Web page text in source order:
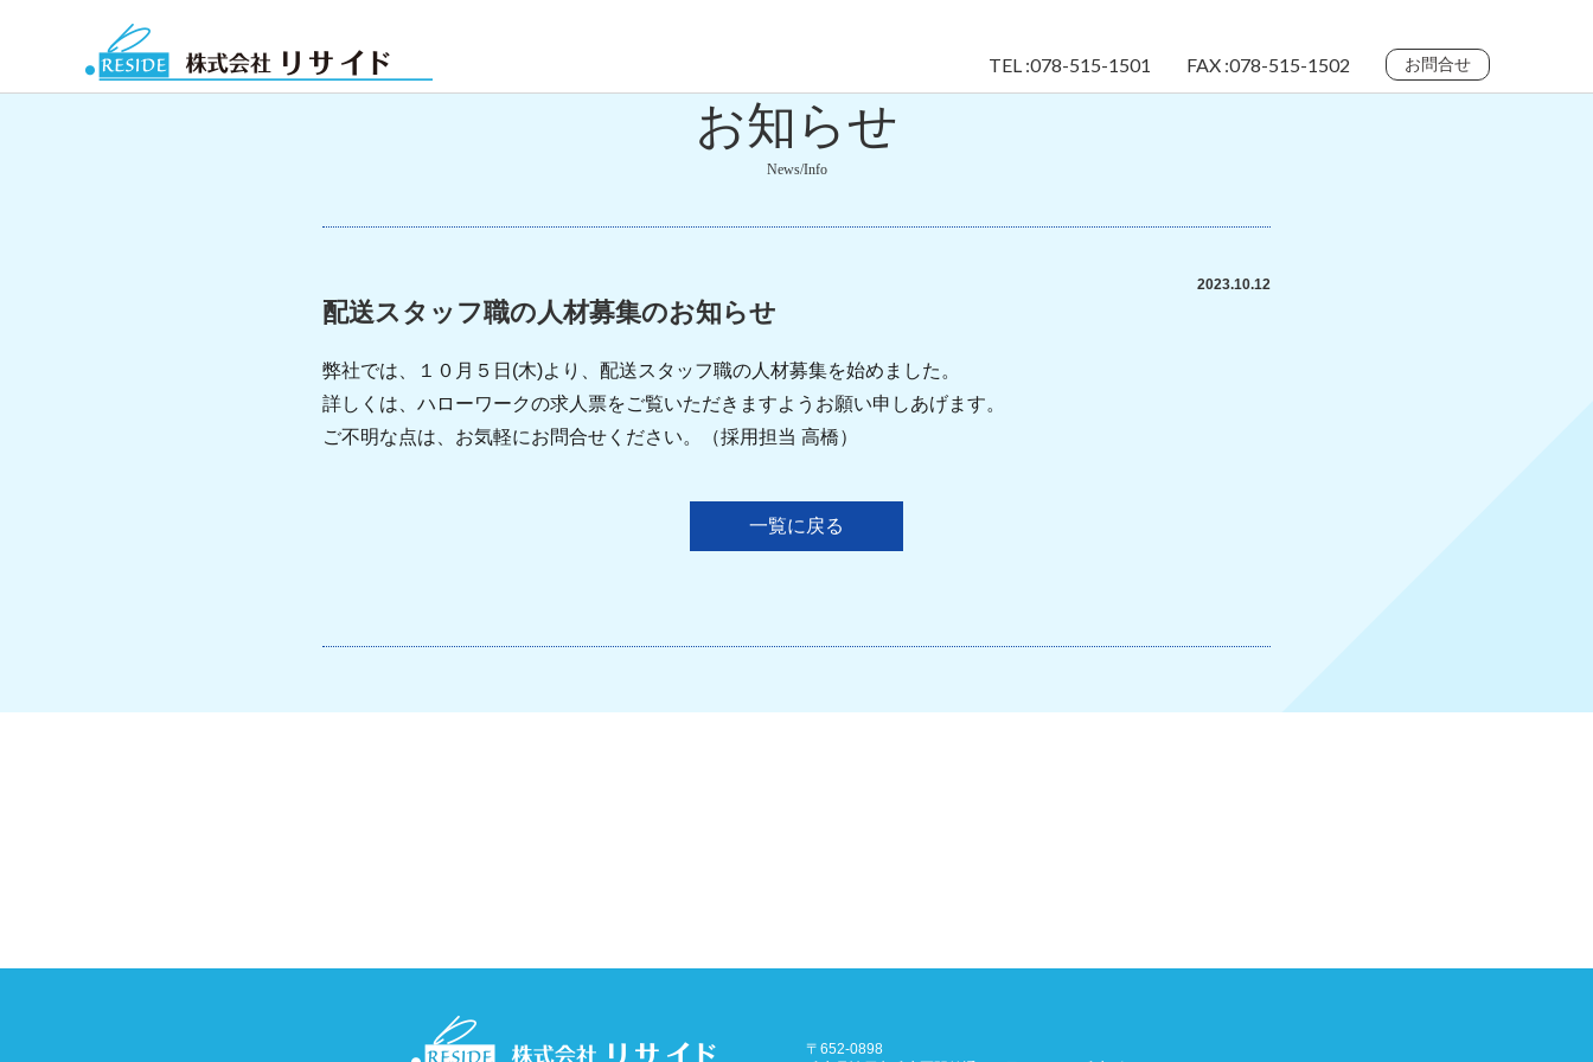
TEL :078-515-1501 FAX :078-515-1502 お問合せ
お知らせ
News/Info
2023.10.12
配送スタッフ職の人材募集のお知らせ
弊社では、１０月５日(木)より、配送スタッフ職の人材募集を始めました。
詳しくは、ハローワークの求人票をご覧いただきますようお願い申しあげます。
ご不明な点は、お気軽にお問合せください。（採用担当 高橋）
一覧に戻る
〒652-0898